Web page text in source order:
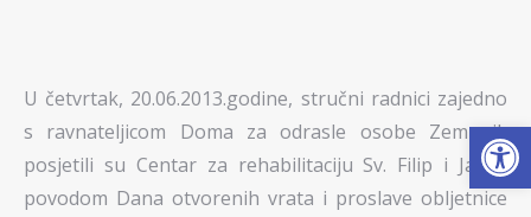
U četvrtak, 20.06.2013.godine, stručni radnici zajedno
s ravnateljicom Doma za odrasle osobe Zemunik
posjetili su Centar za rehabilitaciju Sv. Filip i Jakov
povodom Dana otvorenih vrata i proslave obljetnice